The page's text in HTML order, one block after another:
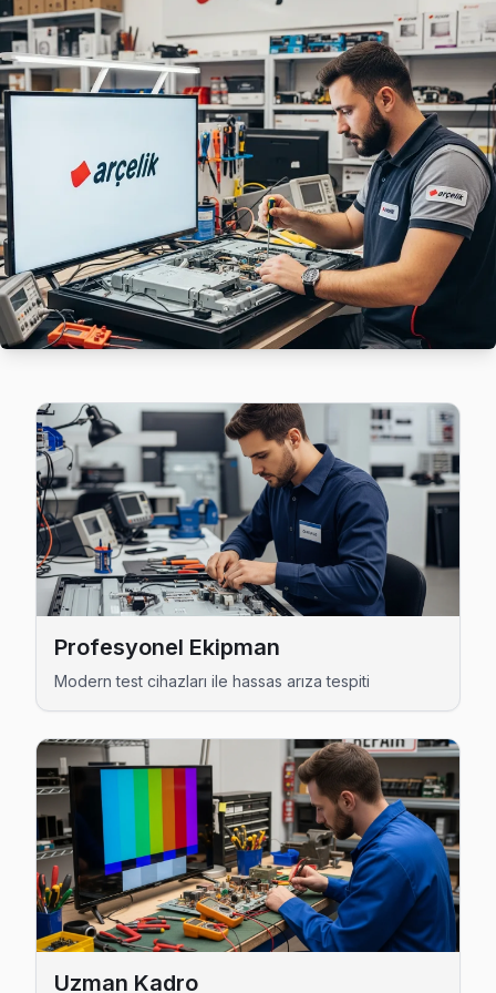
Ayvansaray bölgesindeki Arçelik kullanıcıları için
Arçelik Panel Değişimi →
Balaban Ağa Arçelik Servis
Fatih'da Balaban Ağa bölgesi dahil tüm hizmet
Arçelik Servis Merkezi →
Balat Arçelik Servis
Balat mahallesi Arçelik TV servis hattımız günlük olarak
Fatih TV Servis Merkezi →
Beyazıt Arçelik Servis
Beyazıt'de Arçelik TV güç kartı kondansatör şişmesi en
Binbirdirek Arçelik Servis
Binbirdirek'de Arçelik TV ekran değişimi gerekebilir mi?
Arçelik Servis Merkezi →
Cankurtaran Arçelik Servis
Cankurtaran'de Arçelik TV güç kartı kondansatör şişmesi
Arçelik Panel Değişimi →
Cerrahpaşa Arçelik Servis
Cibali Arçelik Servis
Cibali sakinleri için Arçelik TV tamir hizmetimiz: teşhis
Arçelik Ekran Değişimi →
Demirtaş Arçelik Servis
Demirtaş bölgesindeki Arçelik kullanıcıları için haftanın 7
Profesyonel Ekipman
Modern test cihazları ile hassas arıza tespiti
Uzman Kadro